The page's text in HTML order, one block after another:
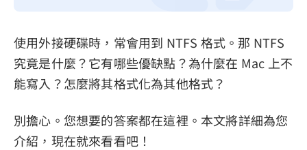
使用外接硬碟時，常會用到 NTFS 格式。那 NTFS
究竟是什麼？它有哪些優缺點？為什麼在 Mac 上不
能寫入？怎麼將其格式化為其他格式？
別擔心。您想要的答案都在這裡。本文將詳細為您
介紹，現在就來看看吧！